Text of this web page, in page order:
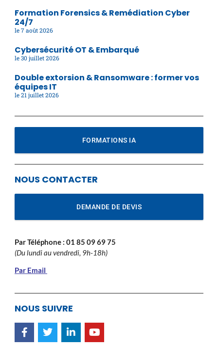
Formation Forensics & Remédiation Cyber
24/7
7 août 2026
Cybersécurité OT & Embarqué
30 juillet 2026
Double extorsion & Ransomware : former vos
équipes IT
21 juillet 2026
FORMATIONS IA
NOUS CONTACTER
DEMANDE DE DEVIS
Par Téléphone : 01 85 09 69 75
(Du lundi au vendredi, 9h-18h)
Par Email
NOUS SUIVRE